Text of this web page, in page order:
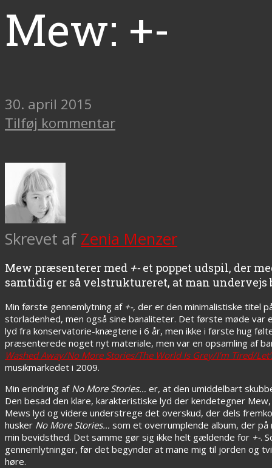
Mew: +-
30. april 2015
Tilføj kommentar
Skrevet af Zenia Menzer
Mew præsenterer med +- et poppet udspil, der
samtidig er så velstruktureret, at man
Min første gennemlytning af +-, der er den minimalistiske titel
storladenhed, men også sine banaliteter. Det første møde var
lyd fra konservatorie-knægtene i 6 år, men ikke i første hug
præsenterede noget nyt materiale, men var en opsamling af
Washed Away/No More Stories/The World Is Grey/I’m Tired/
musikmarkedet i 2009.
Min erindring af No More Stories… er, at den umiddelbart
Den besad den klare, karakteristiske lyd der kendetegner
Mews lyd og videre understrege det overskud, der dels
husker No More Stories… som et overrumplende album, der
min bevidsthed. Det samme gør sig ikke helt gældende for +-.
gennemlytninger, før det begynder at mane mig til jorden og
høre.